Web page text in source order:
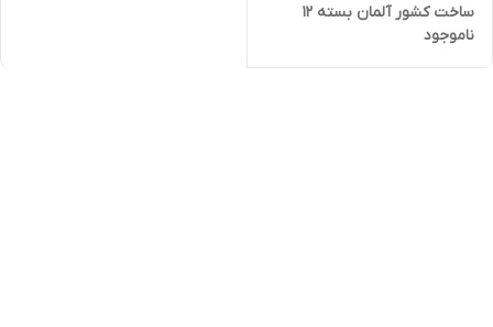
ساخت کشور آلمان بسته 12
عددی از هر طعم 3 عدد
ناموجود